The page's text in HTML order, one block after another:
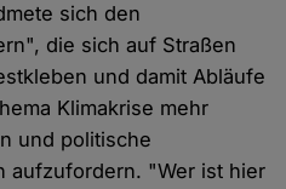
sich den
die sich auf Straßen
und damit Abläufe
Klimakrise mehr
und politische
aufzufordern. "Wer ist hier